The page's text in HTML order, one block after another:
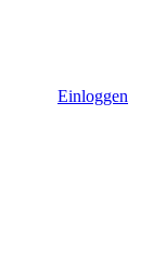
Einloggen